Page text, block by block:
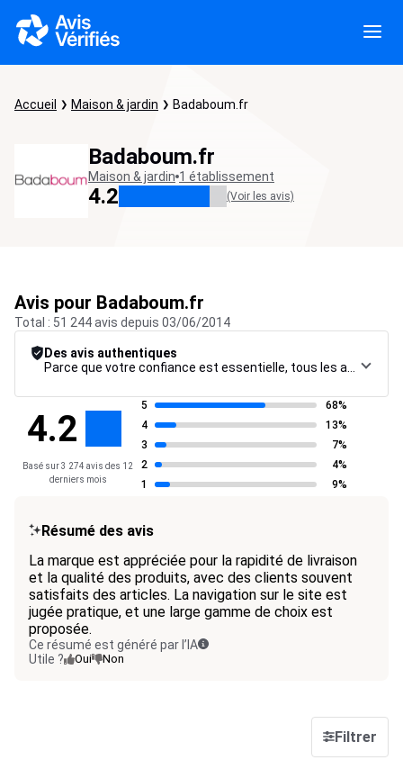
Accueil Maison & jardin Badaboum.fr
Badaboum.fr
Maison & jardin 1 établissement
4.2 (Voir les avis)
Avis pour Badaboum.fr
Total : 51 244 avis depuis 03/06/2014
Des avis authentiques
4.2
Basé sur 3 274 avis des 12
derniers mois
5
68%
4
13%
3
7%
2
4%
1
9%
Résumé des avis
La marque est appréciée pour la rapidité de livraison
et la qualité des produits, avec des clients souvent
satisfaits des articles. La navigation sur le site est
jugée pratique, et une large gamme de choix est
proposée.
Ce résumé est généré par l’IA
Utile ?
Oui Non
Filtrer